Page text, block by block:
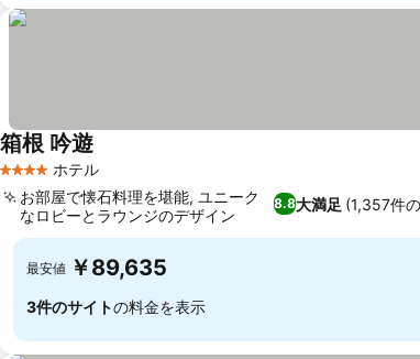
4 ホテルのランク
ホテル
箱根 吟遊料金を表示
8.8大満足 (1,357件
お部屋で懐石料理を堪能, ユニーク
なロビーとラウンジのデザイン
最安値 ￥89,635
3件のサイトの料金を表示